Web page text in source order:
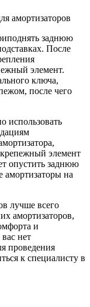
амортизаторов
заднюю
После
элемент.
ключа,
после чего
использовать
элемент
опустить заднюю
амортизаторы на
лучше всего
амортизаторов,
и
нет
проведения
к специалисту в